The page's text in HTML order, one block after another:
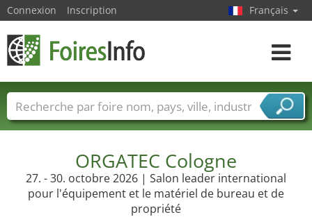
ORGATEC Cologne
27. - 30. octobre 2026 | Salon leader international
pour l'équipement et le matériel de bureau et de
propriété
Connexion Inscription Français
Toggle
Foire noms Pays Villes
Secteurs de foire